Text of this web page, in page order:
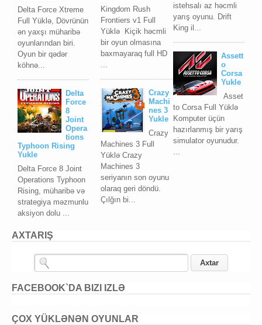
Delta Force Xtreme
Full Yüklə, Dövrünün
ən yaxşı müharibə
oyunlarından biri.
Oyun bir qədər
köhnə...
Delta
Force
8
Joint
Opera
tions
Typhoon Rising
Yukle
Delta Force 8 Joint
Operations Typhoon
Rising, müharibə və
strategiya məzmunlu
aksiyon dolu ...
istehsalı az həcmli
yarış oyunu. Drift
King il...
Assett
o
Corsa
Yukle
Asset
to Corsa Full Yüklə
Komputer üçün
hazırlanmış bir yarış
simulator oyunudur.
...
Kingdom Rush
Frontiers v1 Full
Yüklə Kiçik həcmli
bir oyun olmasına
baxmayaraq full HD
Crazy
Machi
nes 3
Yukle
Crazy
Machines 3 Full
Yüklə Crazy
Machines 3
seriyanın son oyunu
olaraq geri döndü.
Çılğın bi...
AXTARIŞ
FACEBOOK`DA BIZI IZLƏ
ÇOX YÜKLƏNƏN OYUNLAR